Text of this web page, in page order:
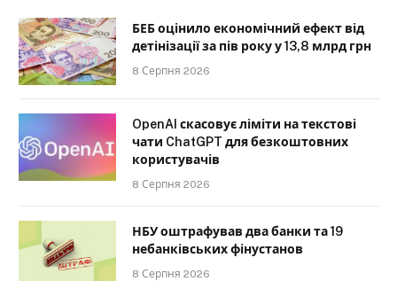
БЕБ оцінило економічний ефект від
детінізації за пів року у 13,8 млрд грн
8 Серпня 2026
OpenAI скасовує ліміти на текстові
чати ChatGPT для безкоштовних
користувачів
8 Серпня 2026
НБУ оштрафував два банки та 19
небанківських фінустанов
8 Серпня 2026